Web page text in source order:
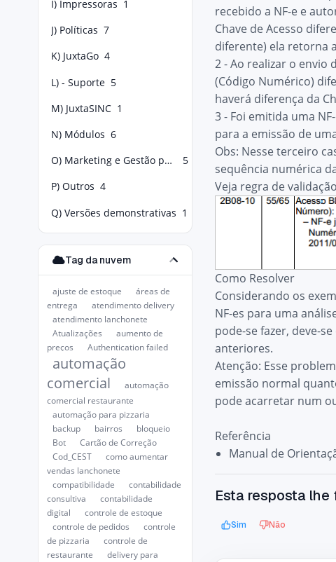
I) Impressoras 1
J) Políticas 7
K) JuxtaGo 4
L) - Suporte 5
M) JuxtaSINC 1
N) Módulos 6
O) Marketing e Gestão para Food Service
5
P) Outros 4
Q) Versões demonstrativas 1
Tag da nuvem
ajuste de estoque
áreas de
entrega
atendimento delivery
atendimento lanchonete
Atualizações
aumento de
preços
Authentication failed
automação
comercial
automação
comercial restaurante
automação para pizzaria
backup
bairros
bloqueio
Bot
Cartão de Correção
Cod_CEST
como aumentar
vendas lanchonete
compatibilidade
contabilidade
consultiva
contabilidade
digital
controle de estoque
controle de pedidos
controle
de pizzaria
controle de
restaurante
delivery para
recebido a NF-e e
Chave de Acesso
diferente) ela retorna
2 - Ao realizar o envio
(Código Numérico)
haverá diferença da
3 - Foi emitida uma
para a emissão de
Obs: Nesse terceiro
sequência numérica
Veja regra de
Como Resolver
Considerando os
NF-es para uma
pode-se fazer, deve-
anteriores.
Atenção: Esse
emissão normal
pode acarretar num
Referência
Manual de
Esta resposta lhe
Sim Não